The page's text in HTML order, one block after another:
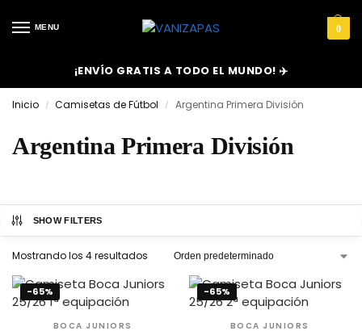
MENU 0
¡ENVÍO GRATIS A TODO EL MUNDO! ✈️
Inicio / Camisetas de Fútbol / Argentina Primera División
Argentina Primera División
SHOW FILTERS
Mostrando los 4 resultados
-65%
BOCA JUNIORS
-65%
BOCA JUNIORS